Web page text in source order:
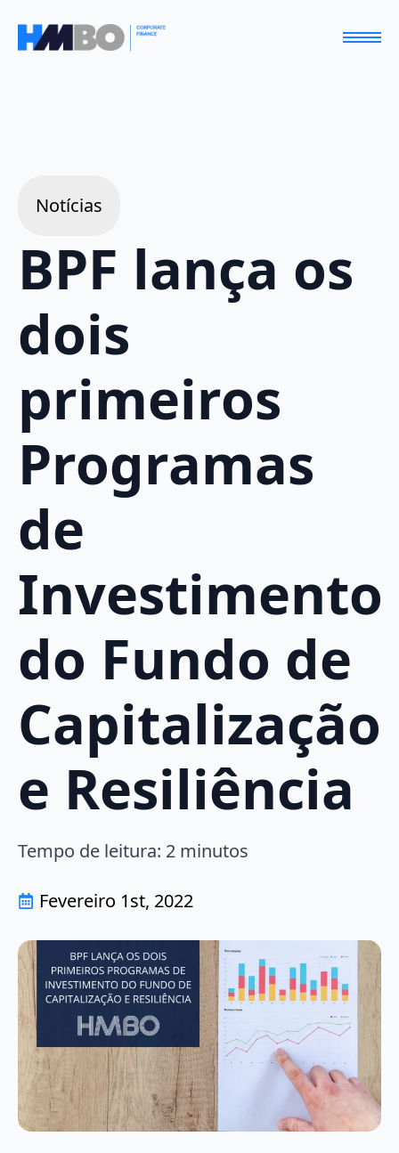
Notícias
BPF lança os
dois
primeiros
Programas
de
Investimento
do Fundo de
Capitalização
e Resiliência
Tempo de leitura: 2 minutos
Fevereiro 1st, 2022